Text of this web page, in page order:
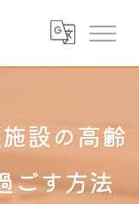
設の高齢
ごす方法